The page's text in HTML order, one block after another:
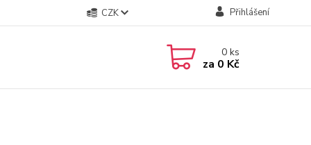
CZK Přihlášení
0ks
za 0 Kč